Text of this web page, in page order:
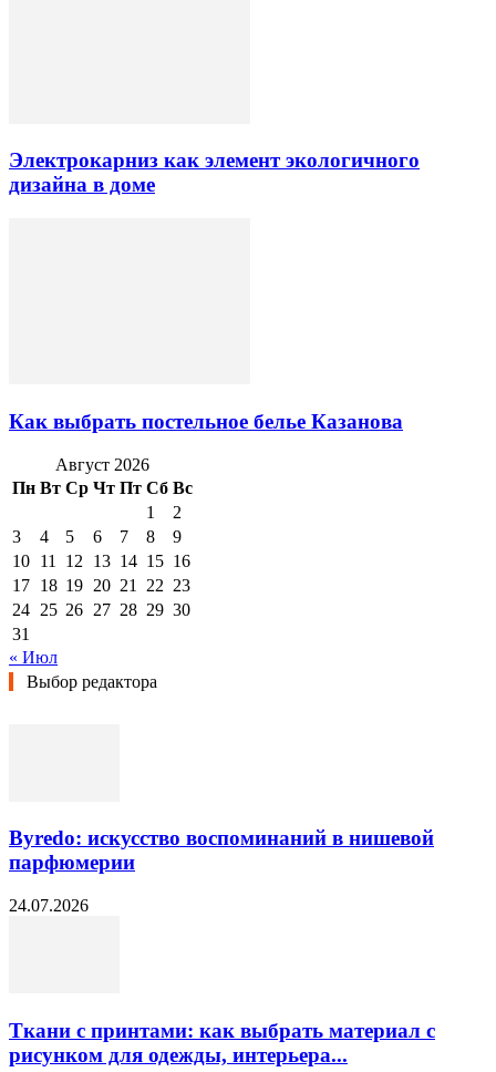
Электрокарниз как элемент экологичного
дизайна в доме
Как выбрать постельное белье Казанова
Август 2026
Пн Вт Ср Чт Пт Сб Вс
1
2
3
4 5 6 7 8
9
10 11 12 13 14 15 16
17 18 19 20 21 22 23
24 25 26 27 28 29 30
31
« Июл
Выбор редактора
Byredo: искусство воспоминаний в нишевой
парфюмерии
24.07.2026
Ткани с принтами: как выбрать материал с
рисунком для одежды, интерьера...